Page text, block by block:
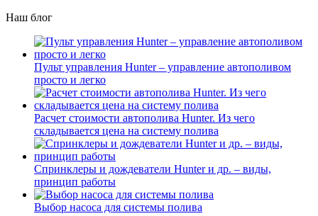
Наш блог
Пульт управления Hunter – управление автополивом
просто и легко
Расчет стоимости автополива Hunter. Из чего
складывается цена на систему полива
Спринклеры и дождеватели Hunter и др. – виды,
принцип работы
Выбор насоса для системы полива